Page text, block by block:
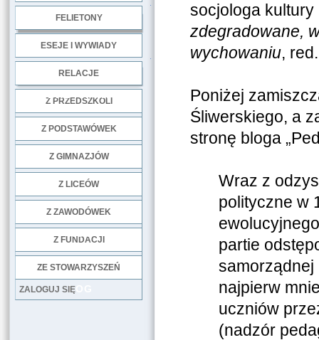
FELIETONY
ESEJE I WYWIADY
RELACJE
Z PRZEDSZKOLI
Z PODSTAWÓWEK
Z GIMNAZJÓW
Z LICEÓW
Z ZAWODÓWEK
Z FUNDACJI
ZE STOWARZYSZEŃ
LOG
ZALOGUJ SIĘ
socjologa kultury
zdegradowane,
wychowaniu,
Poniżej
Śliwerskiego, a
stronę bloga
Wraz z
polityczne w
partie
najpierw
uczniów
(nadzór